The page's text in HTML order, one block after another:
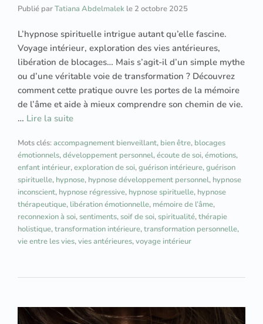
Publié parTatiana Abdelmalek le 2 octobre 2025
L’hypnose spirituelle intrigue autant qu’elle fascine.
Voyage intérieur, exploration des vies antérieures,
libération de blocages… Mais s’agit-il d’un simple mythe
ou d’une véritable voie de transformation ? Découvrez
comment cette pratique ouvre les portes de la mémoire
de l’âme et aide à mieux comprendre son chemin de vie.
… Lire la suite
Mots clés:accompagnement bienveillant, bien être, blocages
émotionnels,développement personnel,écoute de soi,émotions,
enfant intérieur,exploration de soi,guérison intérieure,guérison
spirituelle, hypnose, hypnose développement personnel, hypnose
inconscient, hypnose régressive, hypnose spirituelle, hypnose
thérapeutique, libération émotionnelle, mémoire de l’âme,
reconnexion à soi,sentiments,soif de soi,spiritualité,thérapie
holistique,transformation intérieure,transformation personnelle,
vie entre les vies,vies antérieures,voyage intérieur